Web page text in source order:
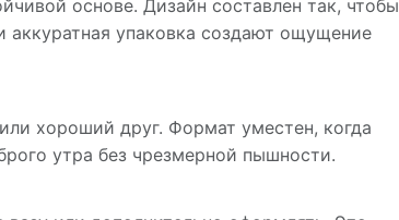
основе. Дизайн составлен так, чтобы
аккуратная упаковка создают ощущение
хороший друг. Формат уместен, когда
утра без чрезмерной пышности.